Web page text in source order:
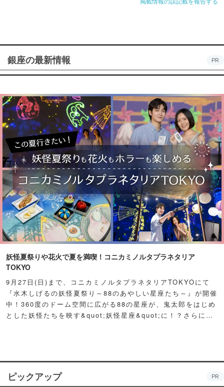
銀座の最新情報 PR
妖怪夏祭りや花火で夏を満喫！コニカミノルタプラネタリア
TOKYO
9月27日(日)まで、コニカミノルタプラネタリアTOKYOにて
『水木しげるの妖怪夏祭り～88のあやしい星座たち～』が開催
中！360度のドーム空間に広がる88の星座が、鬼太郎をはじめ
とした妖怪たちを映す&quot;妖怪星座&quot;に！？さらに例
ピックアップ PR